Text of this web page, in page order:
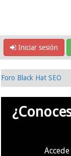
Iniciar sesión
Foro Black Hat SEO